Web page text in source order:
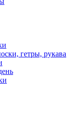
гетры, рукава